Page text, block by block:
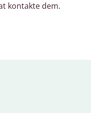
kontakte dem.